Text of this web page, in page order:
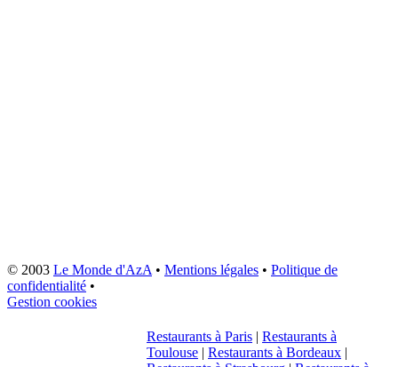
© 2003 Le Monde d'AzA• Mentions légales • Politique de
confidentialité •
Gestion cookies
Restaurants à Paris | Restaurants à
Toulouse | Restaurants à Bordeaux |